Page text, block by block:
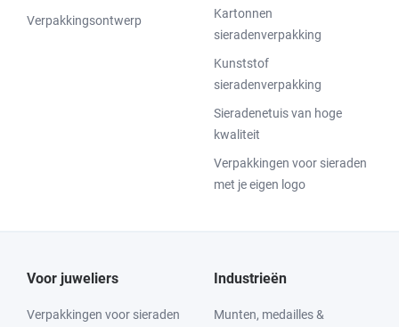
Verpakkingsontwerp
Kartonnen
sieradenverpakking
Kunststof
sieradenverpakking
Sieradenetuis van hoge
kwaliteit
Verpakkingen voor sieraden
met je eigen logo
Voor juweliers
Verpakkingen voor sieraden
Industrieën
Munten, medailles &